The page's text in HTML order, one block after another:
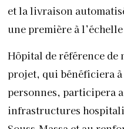
et la livraison
une première à
Hôpital de référence
projet, qui bénéficiera
personnes, participera
infrastructures